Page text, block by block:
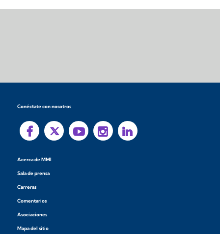
Conéctate con nosotros
Acerca de MMI
Sala de prensa
Carreras
Comentarios
Asociaciones
Mapa del sitio